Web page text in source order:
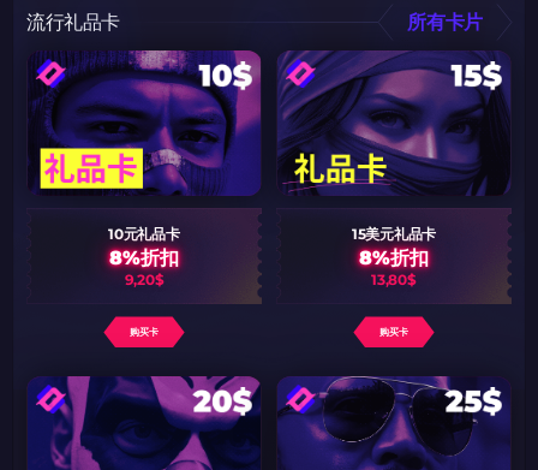
带上你的促销代码
2024LONG
如何使用促销代码
如何使用促销代码
由KARRIGAN倾情推荐
团队 THE MONGOLZ
CS2CODES.CN社区与电子竞技
流行礼品卡 所有卡片
10元礼品卡
8%折扣
9,20$
购买卡
15美元礼品卡
8%折扣
13,80$
购买卡